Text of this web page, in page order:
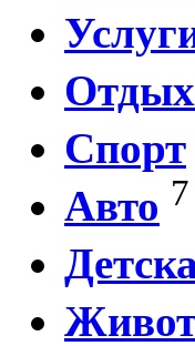
Отдых
Спорт
Авто 7